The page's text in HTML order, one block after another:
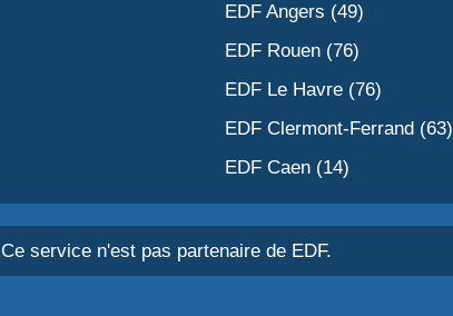
EDF Angers (49)
EDF Rouen (76)
EDF Le Havre (76)
EDF Clermont-Ferrand (63)
EDF Caen (14)
Ce service n'est pas partenaire de EDF.